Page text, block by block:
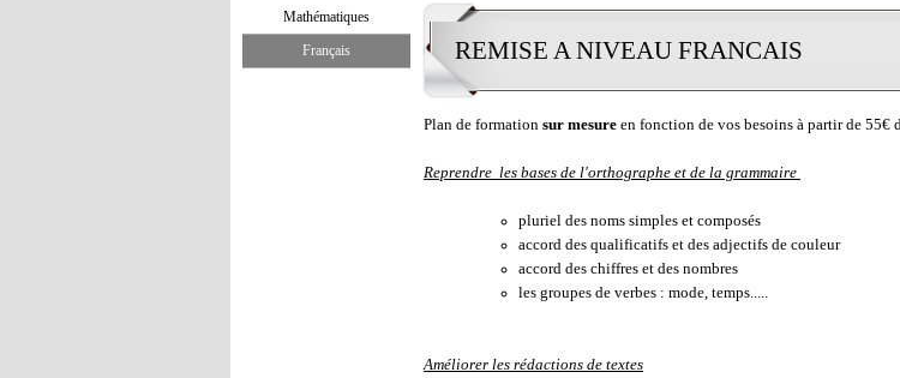
Mathématiques
Français
REMISE A NIVEAU FRANCAIS
Plan de formation sur mesure en fonction de vos besoins à partir de 55€
Reprendre les bases de l'orthographe et de la grammaire
pluriel des noms simples et composés
accord des qualificatifs et des adjectifs de couleur
accord des chiffres et des nombres
les groupes de verbes : mode, temps.....
Améliorer les rédactions de textes